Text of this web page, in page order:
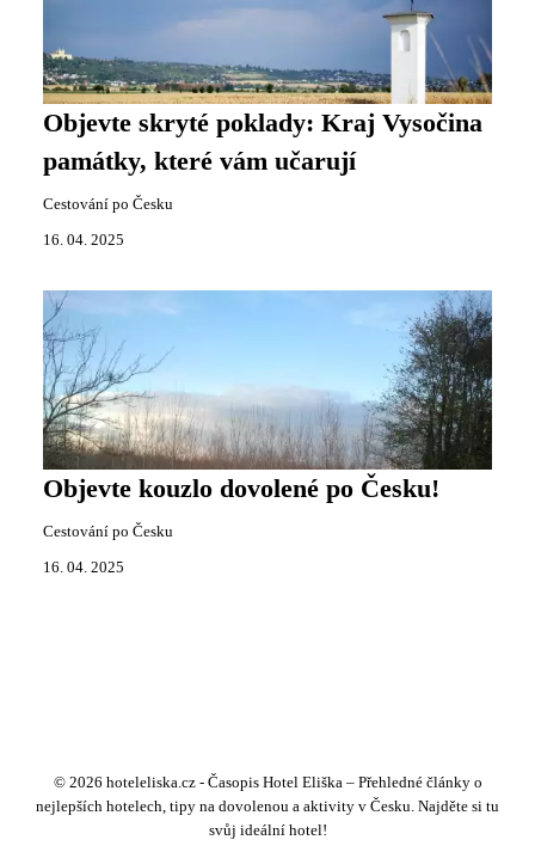
Objevte skryté poklady: Kraj Vysočina
památky, které vám učarují
Cestování po Česku
16. 04. 2025
Objevte kouzlo dovolené po Česku!
Cestování po Česku
16. 04. 2025
© 2026 hoteleliska.cz - Časopis Hotel Eliška – Přehledné články o
nejlepších hotelech, tipy na dovolenou a aktivity v Česku. Najděte si tu
svůj ideální hotel!